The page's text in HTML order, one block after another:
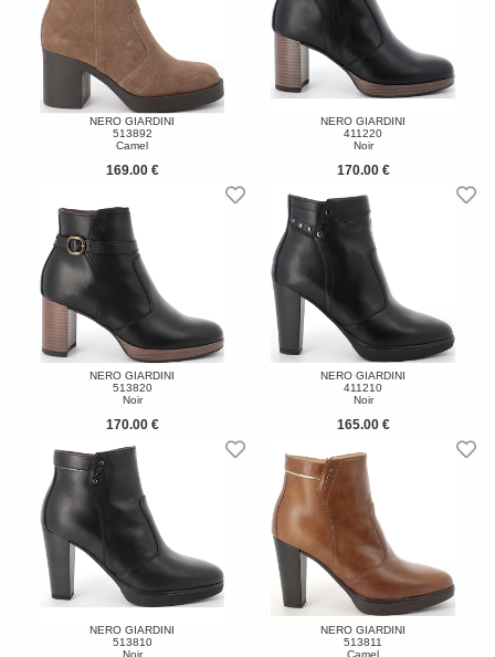
NERO GIARDINI
513892
Camel
169.00 €
NERO GIARDINI
411220
Noir
170.00 €
NERO GIARDINI
513820
Noir
170.00 €
NERO GIARDINI
411210
Noir
165.00 €
NERO GIARDINI
513810
Noir
NERO GIARDINI
513811
Camel